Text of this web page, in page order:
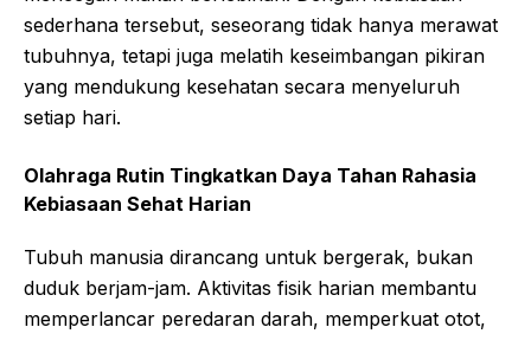
sederhana tersebut, seseorang tidak hanya merawat
tubuhnya, tetapi juga melatih keseimbangan pikiran
yang mendukung kesehatan secara menyeluruh
setiap hari.
Olahraga Rutin Tingkatkan Daya Tahan Rahasia
Kebiasaan Sehat Harian
Tubuh manusia dirancang untuk bergerak, bukan
duduk berjam-jam. Aktivitas fisik harian membantu
memperlancar peredaran darah, memperkuat otot,